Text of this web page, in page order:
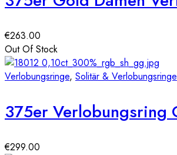
€263.00
Out Of Stock
Verlobungsringe, Solitär & Verlobungsringe
€299.00